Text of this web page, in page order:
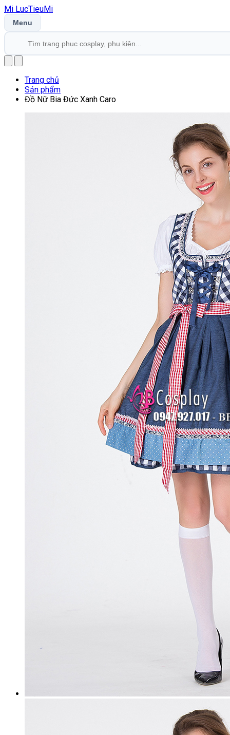
Mi LucTieuMi
Menu
Trang chủ
Sản phẩm
Đồ Nữ Bia Đức Xanh Caro